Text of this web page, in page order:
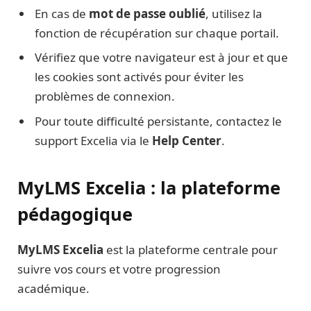
En cas de mot de passe oublié, utilisez la
fonction de récupération sur chaque portail.
Vérifiez que votre navigateur est à jour et que
les cookies sont activés pour éviter les
problèmes de connexion.
Pour toute difficulté persistante, contactez le
support Excelia via le Help Center.
MyLMS Excelia : la plateforme
pédagogique
MyLMS Excelia est la plateforme centrale pour
suivre vos cours et votre progression
académique.